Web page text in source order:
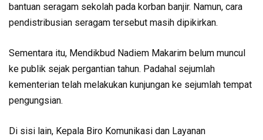
bantuan seragam sekolah pada korban banjir. Namun, cara
pendistribusian seragam tersebut masih dipikirkan.
Sementara itu, Mendikbud Nadiem Makarim belum muncul
ke publik sejak pergantian tahun. Padahal sejumlah
kementerian telah melakukan kunjungan ke sejumlah tempat
pengungsian.
Di sisi lain, Kepala Biro Komunikasi dan Layanan